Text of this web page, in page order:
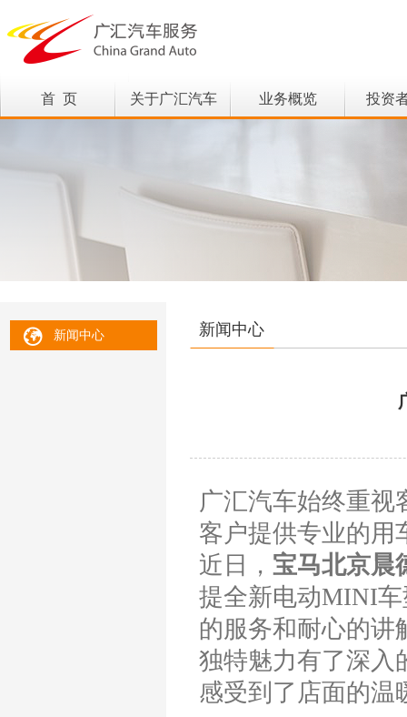
首 页 关于广汇汽车 业务概览 投资
新闻中心 新闻中心
广汇汽车始终重视
客户提供专业的用
近日， 宝马北京晨
提全新电动MINI
的服务和耐心的
独特魅力有了深入
感受到了店面的温